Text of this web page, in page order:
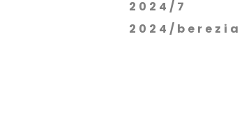
2024/7
2024/berezia